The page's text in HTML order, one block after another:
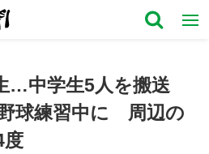
…中学生5人を搬送
球練習中に 周辺の
度